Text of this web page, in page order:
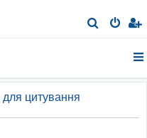
о
цитування